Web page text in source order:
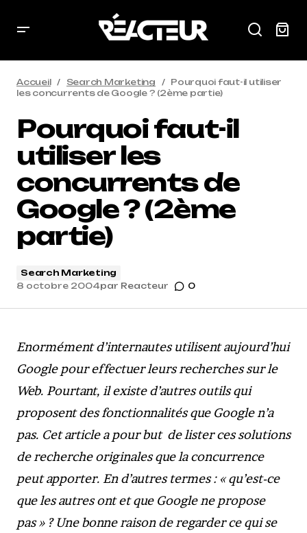
Accueil Search Marketing
Pourquoi faut-il utiliser
les concurrents de Google ? (2ème partie)
Pourquoi faut-il
utiliser les
concurrents de
Google ? (2ème
partie)
Search Marketing
8 octobre 2004par Reacteur 0
Enormément d’internautes utilisent aujourd’hui
Google pour effectuer leurs recherches sur le
Web. Pourtant, il existe d’autres outils qui
proposent des fonctionnalités que Google n’a
pas. Cet article a pour but de lister ces solutions
de recherche originales que la concurrence
peut apporter. En d’autres termes : « qu’est-ce
que les autres ont et que Google ne propose
pas » ? Une bonne raison de regarder ce qui se